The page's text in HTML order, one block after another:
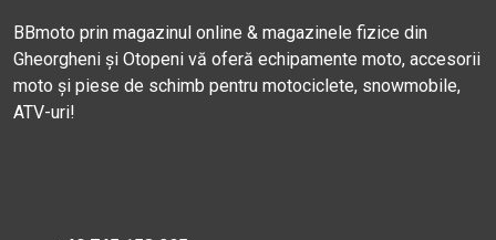
BBmoto prin magazinul online & magazinele fizice din
Gheorgheni și Otopeni vă oferă echipamente moto, accesorii
moto și piese de schimb pentru motociclete, snowmobile,
ATV-uri!